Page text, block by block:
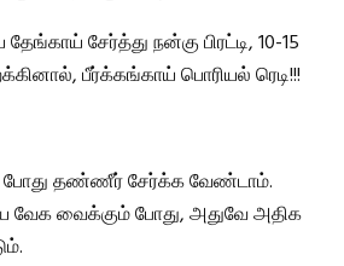
சேர்த்து நன்கு பிரட்டி, 10-15
பீர்க்கங்காய் பொரியல் ரெடி!!!
போது தண்ணீர் சேர்க்க வேண்டாம்.
வைக்கும் போது, அதுவே அதிக